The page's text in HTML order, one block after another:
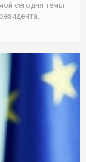
сегодня темы